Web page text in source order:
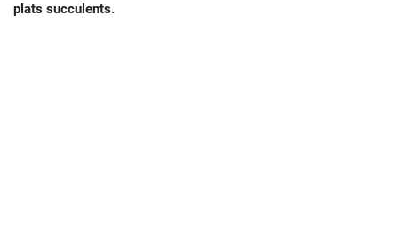
plats succulents.